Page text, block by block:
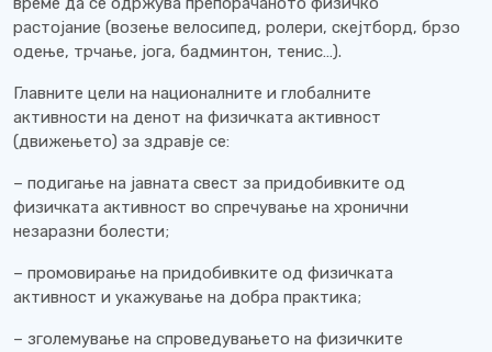
растојание (возење велосипед, ролери, скејтборд, брзо
одење, трчање, јога, бадминтон, тенис…).
Главните цели на националните и глобалните
активности на денот на физичката активност
(движењето) за здравје се:
– подигање на јавната свест за придобивките од
физичката активност во спречување на хронични
незаразни болести;
– промовирање на придобивките од физичката
активност и укажување на добра практика;
– зголемување на спроведувањето на физичките